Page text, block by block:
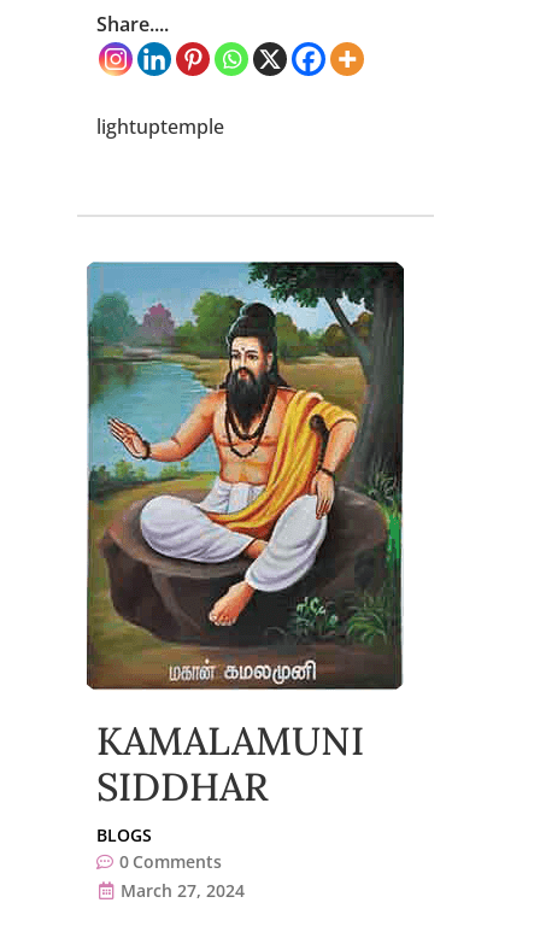
Share....
lightuptemple
KAMALAMUNI
SIDDHAR
BLOGS
0 Comments
March 27, 2024